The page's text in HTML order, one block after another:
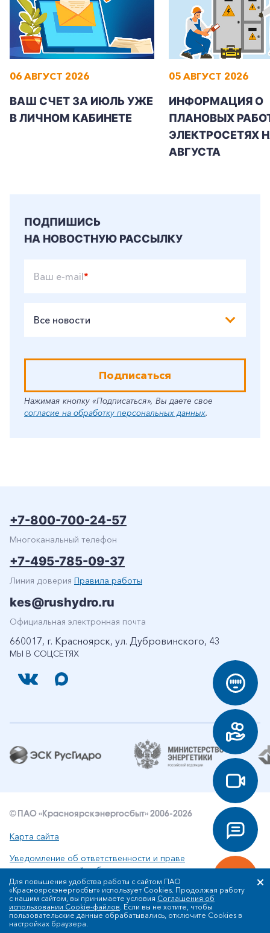
06 АВГУСТ 2026
ВАШ СЧЕТ ЗА ИЮЛЬ УЖЕ
В ЛИЧНОМ КАБИНЕТЕ
05 АВГУСТ 2026
ИНФОРМАЦИЯ О
ПЛАНОВЫХ
ЭЛЕКТРОСЕТЯХ
АВГУСТА
ПОДПИШИСЬ
НА НОВОСТНУЮ РАССЫЛКУ
Ваш e-mail*
Все новости
Подписаться
Нажимая кнопку «Подписаться», Вы даете свое
согласие на обработку персональных данных.
МЫ В СОЦСЕТЯХ
+7-800-700-24-57
Многоканальный телефон
+7-495-785-09-37
Линия доверия Правила работы
kes@rushydro.ru
Официальная электронная почта
660017, г. Красноярск, ул. Дубровинского, 43
© ПАО «Красноярскэнергосбыт» 2006-2026
Карта сайта
Уведомление об ответственности и праве
интеллектуальной собственности
Политика ПАО «Красноярскэнергосбыт» в отношении
обработки персональных данных
Для повышения удобства работы с сайтом ПАО
«Красноярскэнергосбыт» использует Cookies. Продолжая работу
с нашим сайтом, вы принимаете условия Соглашения об
использовании Cookie-файлов. Если вы не хотите, чтобы
пользовательские данные обрабатывались, отключите Cookies в
настройках браузера.